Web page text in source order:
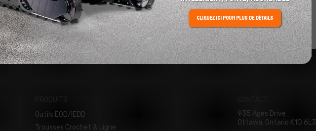
PRODUITS
Outils EOD/IEDD
Trousses Crochet & Ligne
CONTACT
935 Ages Drive
Ottawa, Ontario K1G 6L3